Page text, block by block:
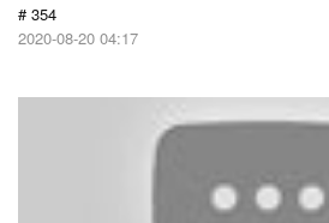
# 354
2020-08-20 04:17